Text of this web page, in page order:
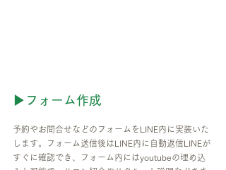
▶フォーム作成
予約やお問合せなどのフォームをLINE内に実装いた
します。フォーム送信後はLINE内に自動返信LINEが
すぐに確認でき、フォーム内にはyoutubeの埋め込